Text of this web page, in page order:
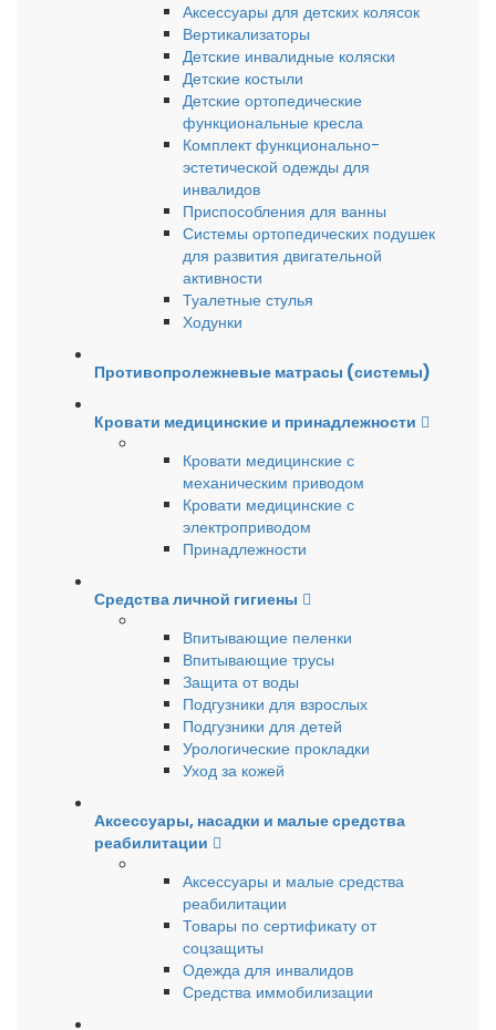
Аксессуары для детских колясок
Вертикализаторы
Детские инвалидные коляски
Детские костыли
Детские ортопедические
функциональные кресла
Комплект функционально-
эстетической одежды для
инвалидов
Приспособления для ванны
Системы ортопедических подушек
для развития двигательной
активности
Туалетные стулья
Ходунки
Противопролежневые матрасы (системы)
Кровати медицинские и принадлежности
Кровати медицинские с
механическим приводом
Кровати медицинские с
электроприводом
Принадлежности
Средства личной гигиены
Впитывающие пеленки
Впитывающие трусы
Защита от воды
Подгузники для взрослых
Подгузники для детей
Урологические прокладки
Уход за кожей
Аксессуары, насадки и малые средства
реабилитации
Аксессуары и малые средства
реабилитации
Товары по сертификату от
соцзащиты
Одежда для инвалидов
Средства иммобилизации